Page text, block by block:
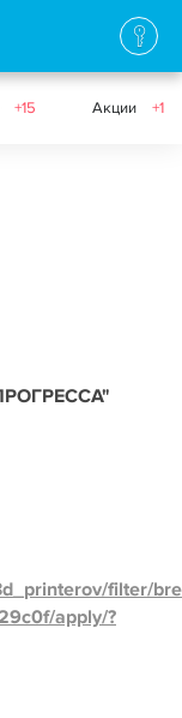
+15 Акции +1
filter/
apply/?